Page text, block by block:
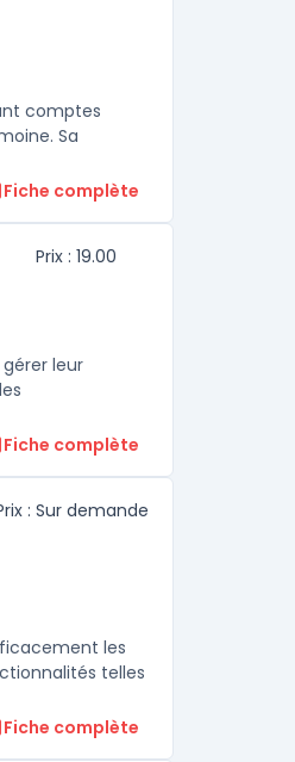
comptes
Sa
Fiche complète
Prix : 19.00
leur
Fiche complète
: Sur demande
les
telles
Fiche complète